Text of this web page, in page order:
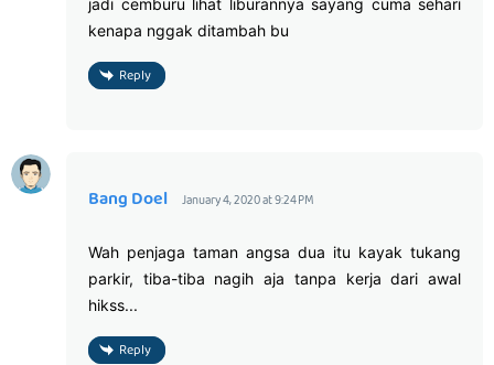
jadi cemburu lihat liburannya sayang cuma sehari
kenapa nggak ditambah bu
Reply
Bang Doel January 4, 2020 at 9:24 PM
Wah penjaga taman angsa dua itu kayak tukang
parkir, tiba-tiba nagih aja tanpa kerja dari awal
hikss...
Reply